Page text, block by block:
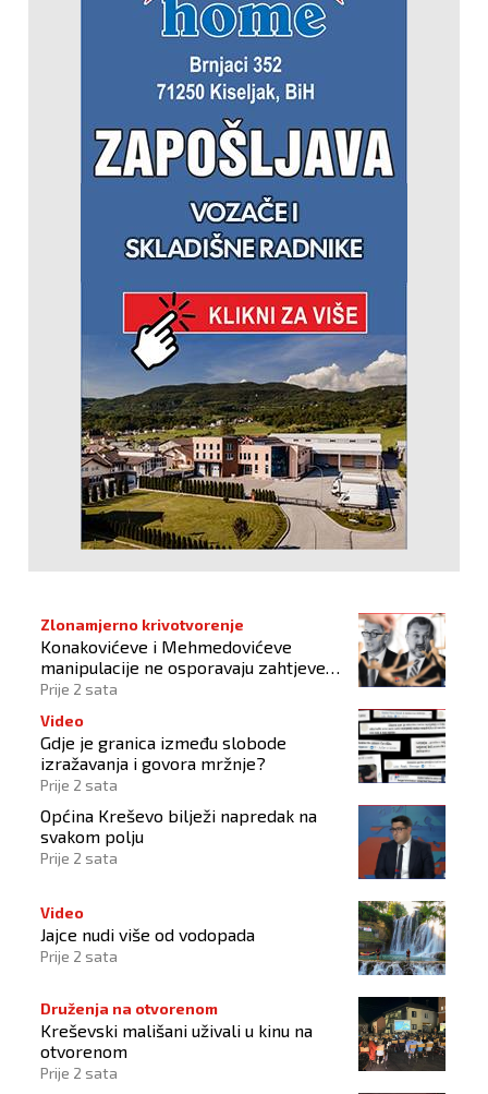
Zlonamjerno krivotvorenje
Konakovićeve i Mehmedovićeve
manipulacije ne osporavaju zahtjeve
Hrvata
Prije 2 sata
Video
Gdje je granica između slobode
izražavanja i govora mržnje?
Prije 2 sata
Općina Kreševo bilježi napredak na
svakom polju
Prije 2 sata
Video
Jajce nudi više od vodopada
Prije 2 sata
Druženja na otvorenom
Kreševski mališani uživali u kinu na
otvorenom
Prije 2 sata